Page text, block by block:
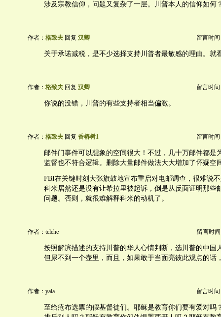
涉及宗教信仰，问题又复杂了一层。川普本人的信仰如何
作者： 格致夫 回复 汉卿 留言时间
关于承诺减税，是不少选择支持川普者最敏感的理由。就
作者： 格致夫 回复 汉卿 留言时间
你说的没错，川普的有些支持者相当偏激。
作者： 格致夫 回复 香椿树1 留言时间
邮件门事件可以想象的空间很大！不过，几十万邮件都是
监督也不符合逻辑。删除大量邮件做法大大增加了怀疑空
FBI在关键时刻大张旗鼓地宣布重启对电邮调查，很难说
科米居然还是没有让希拉里被起诉，倒是从反面证明那些
问题。否则，就很难解释科米的动机了。
作者：telehe 留言时间
按照解滨描述的支持川普的华人心情判断，选川普的中国
但尿不到一个壶里，而且，如果敢于当面亮彼此观点的话
作者：yala 留言时间
至给疮布选票的假基督徒们。耶稣是教育你们要有爱对吗